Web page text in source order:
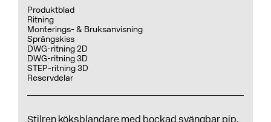
Produktblad
Ritning
Monterings- & Bruksanvisning
Sprängskiss
DWG-ritning 2D
DWG-ritning 3D
STEP-ritning 3D
Reservdelar
Stilren köksblandare med bockad svängbar pip.